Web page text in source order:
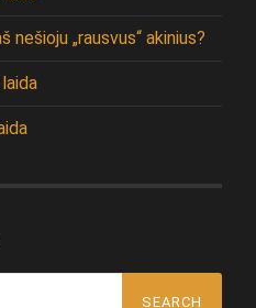
nešioju „rausvus“ akinius?